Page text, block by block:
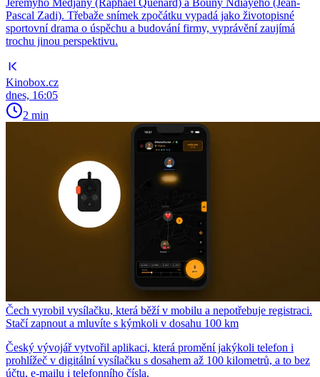
Jérémyho Medjany (Raphaël Quenard) a Bouny Ndiayeho (Jean-
Pascal Zadi). Třebaže snímek zpočátku vypadá jako životopisné
sportovní drama o úspěchu a budování firmy, vyprávění zaujímá
trochu jinou perspektivu.
Kinobox.cz
dnes, 16:05
2 min
Čech vyrobil vysílačku, která běží v mobilu a nepotřebuje registraci.
Stačí zapnout a mluvíte s kýmkoli v dosahu 100 km
Český vývojář vytvořil aplikaci, která promění jakýkoli telefon i
prohlížeč v digitální vysílačku s dosahem až 100 kilometrů, a to bez
účtu, e-mailu i telefonního čísla.